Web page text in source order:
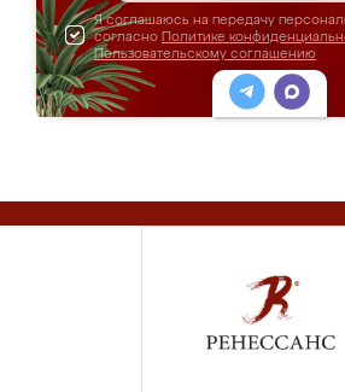
Я соглашаюсь на передачу
согласно Политике
Пользовательскому соглашению